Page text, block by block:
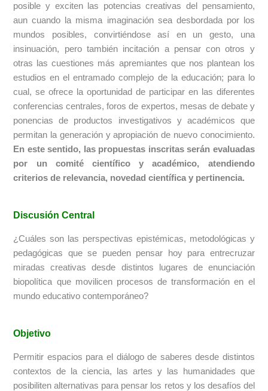
posible y exciten las potencias creativas del pensamiento,
aun cuando la misma imaginación sea desbordada por los
mundos posibles, convirtiéndose así en un gesto, una
insinuación, pero también incitación a pensar con otros y
otras las cuestiones más apremiantes que nos plantean los
estudios en el entramado complejo de la educación; para lo
cual, se ofrece la oportunidad de participar en las diferentes
conferencias centrales, foros de expertos, mesas de debate y
ponencias de productos investigativos y académicos que
permitan la generación y apropiación de nuevo conocimiento.
En este sentido, las propuestas inscritas serán evaluadas
por un comité científico y académico, atendiendo
criterios de relevancia, novedad científica y pertinencia.
Discusión Central
¿Cuáles son las perspectivas epistémicas, metodológicas y
pedagógicas que se pueden pensar hoy para entrecruzar
miradas creativas desde distintos lugares de enunciación
biopolítica que movilicen procesos de transformación en el
mundo educativo contemporáneo?
Objetivo
Permitir espacios para el diálogo de saberes desde distintos
contextos de la ciencia, las artes y las humanidades que
posibiliten alternativas para pensar los retos y los desafíos del